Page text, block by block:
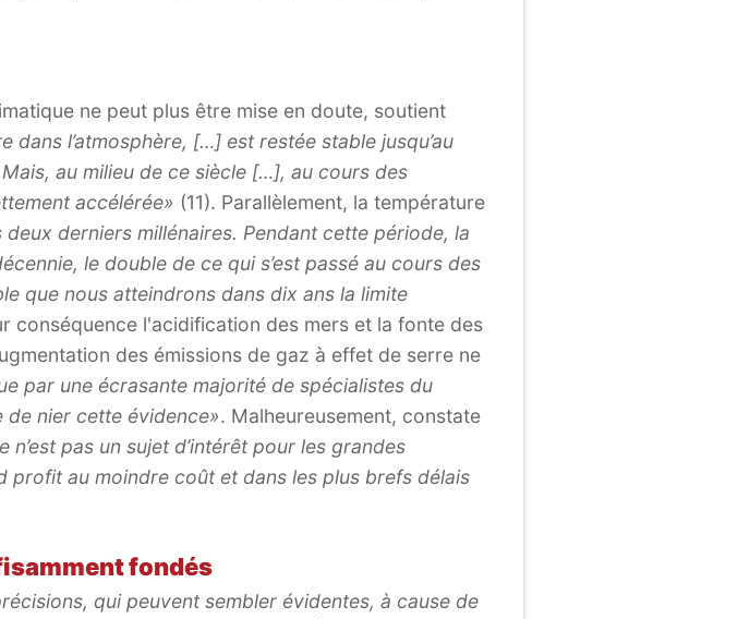
ne peut plus être mise en doute, soutient
l’atmosphère, […] est restée stable jusqu’au
au milieu de ce siècle […], au cours des
accélérée» (11). Parallèlement, la température
derniers millénaires. Pendant cette période, la
le double de ce qui s’est passé au cours des
que nous atteindrons dans dix ans la limite
conséquence l'acidification des mers et la fonte des
des émissions de gaz à effet de serre ne
par une écrasante majorité de spécialistes du
de nier cette évidence». Malheureusement, constate
n’est pas un sujet d’intérêt pour les grandes
profit au moindre coût et dans les plus brefs délais
fondés
qui peuvent sembler évidentes, à cause de